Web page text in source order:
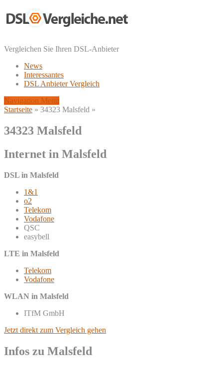
Vergleichen Sie Ihren DSL-Anbieter
News
Interessantes
DSL Anbieter Vergleich
Navigation Menu
Startseite » 34323 Malsfeld »
34323 Malsfeld
Internet in Malsfeld
DSL in Malsfeld
1&1
o2
Telekom
Vodafone
QSC
easybell
LTE in Malsfeld
Telekom
Vodafone
WLAN in Malsfeld
ITfM GmbH
Jetzt direkt zum Vergleich gehen
Infos zu Malsfeld